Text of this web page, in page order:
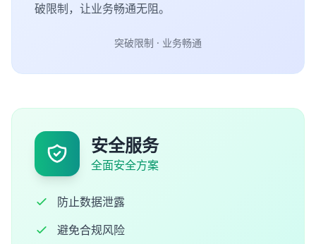
破限制，让业务畅通无阻。
突破限制 · 业务畅通
安全服务
全面安全方案
防止数据泄露
避免合规风险